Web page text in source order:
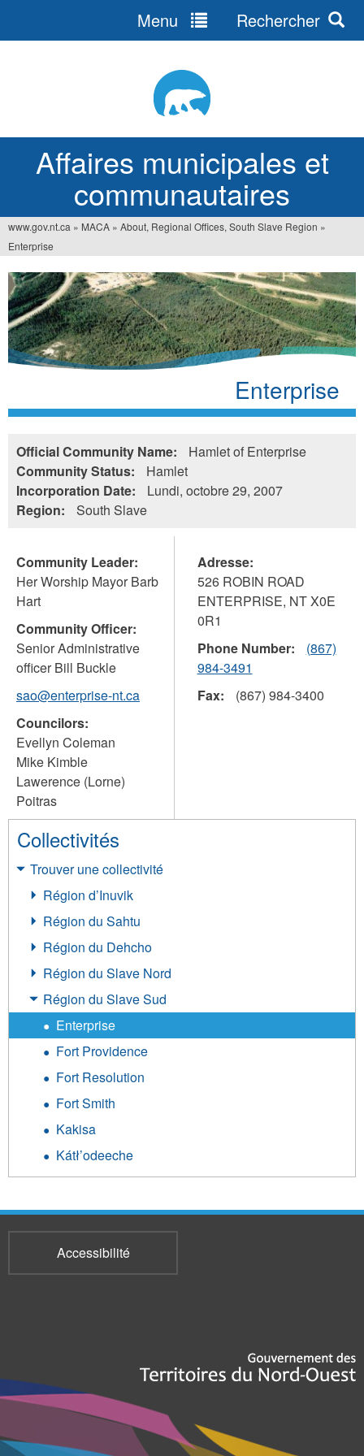
Affaires municipales et
communautaires
Menu Rechercher
Vous
êtes
ici
www.gov.nt.ca » MACA » About, Regional Offices, South Slave Region »
Enterprise
Enterprise
Official Community Name:
Hamlet of Enterprise
Community Status:
Hamlet
Incorporation Date:
Lundi, octobre 29, 2007
Region:
South Slave
Community Leader:
Her Worship Mayor Barb
Hart
Community Officer:
Senior Administrative
officer Bill Buckle
sao@enterprise-nt.ca
Councilors:
Evellyn Coleman
Mike Kimble
Lawerence (Lorne)
Poitras
Adresse:
526 ROBIN ROAD
ENTERPRISE, NTX0E
0R1
Phone Number:
(867)
984-3491
Fax:
(867) 984-3400
Collectivités
Trouver une collectivité
Région d’Inuvik
Région du Sahtu
Région du Dehcho
Région du Slave Nord
Région du Slave Sud
Enterprise
Fort Providence
Fort Resolution
Fort Smith
Kakisa
Kátł’odeeche
Accessibilité